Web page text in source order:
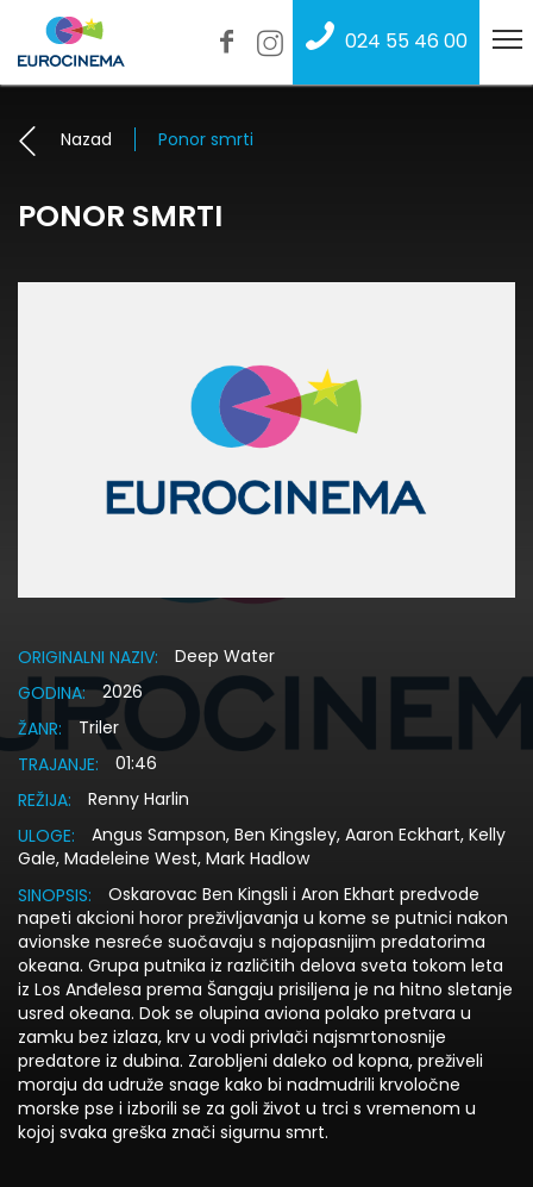
024 55 46 00
Nazad Ponor smrti
PONOR SMRTI
ORIGINALNI NAZIV:
Deep Water
GODINA:
2026
ŽANR:
Triler
TRAJANJE:
01:46
REŽIJA:
Renny Harlin
ULOGE:
Angus Sampson, Ben Kingsley, Aaron Eckhart, Kelly
Gale, Madeleine West, Mark Hadlow
SINOPSIS:
Oskarovac Ben Kingsli i Aron Ekhart predvode
napeti akcioni horor preživljavanja u kome se putnici nakon
avionske nesreće suočavaju s najopasnijim predatorima
okeana. Grupa putnika iz različitih delova sveta tokom leta
iz Los Anđelesa prema Šangaju prisiljena je na hitno sletanje
usred okeana. Dok se olupina aviona polako pretvara u
zamku bez izlaza, krv u vodi privlači najsmrtonosnije
predatore iz dubina. Zarobljeni daleko od kopna, preživeli
moraju da udruže snage kako bi nadmudrili krvoločne
morske pse i izborili se za goli život u trci s vremenom u
kojoj svaka greška znači sigurnu smrt.